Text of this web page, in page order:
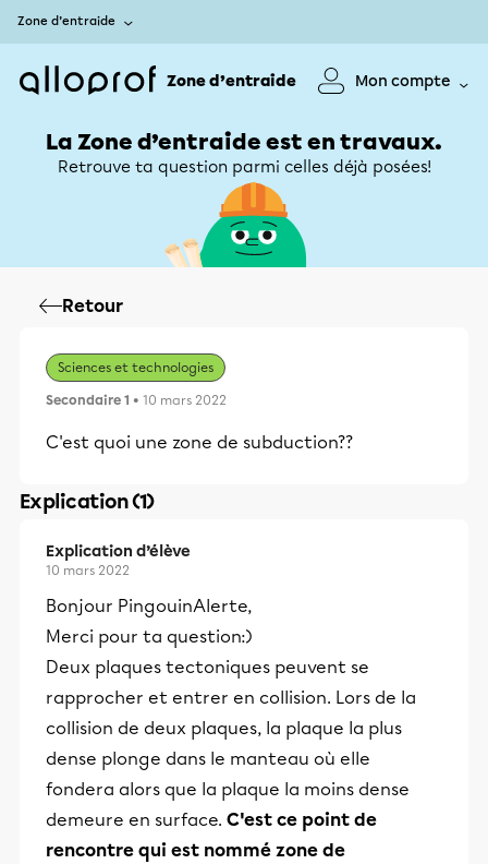
Zone d’entraide
Zone d’entraide Mon compte
La Zone d’entraide est en travaux.
Retrouve ta question parmi celles déjà posées!
Retour
Sciences et technologies
Secondaire 1 • 10 mars 2022
C'est quoi une zone de subduction??
Explication (1)
Explication d’élève
10 mars 2022
Bonjour PingouinAlerte,
Merci pour ta question:)
Deux plaques tectoniques peuvent se
rapprocher et entrer en collision. Lors de la
collision de deux plaques, la plaque la plus
dense plonge dans le manteau où elle
fondera alors que la plaque la moins dense
demeure en surface. C'est ce point de
rencontre qui est nommé zone de